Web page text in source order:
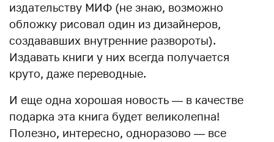
издательству МИФ (не знаю, возможно
обложку рисовал один из дизайнеров,
создававших внутренние развороты).
Издавать книги у них всегда получается
круто, даже переводные.
И еще одна хорошая новость — в качестве
подарка эта книга будет великолепна!
Полезно, интересно, одноразово — все